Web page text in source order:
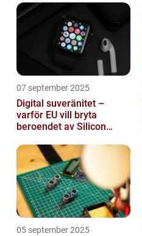
07 september 2025
Digital suveränitet –
varför EU vill bryta
beroendet av Silicon
05 september 2025